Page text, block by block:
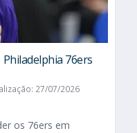
76ers
27/07/2026
os 76ers em